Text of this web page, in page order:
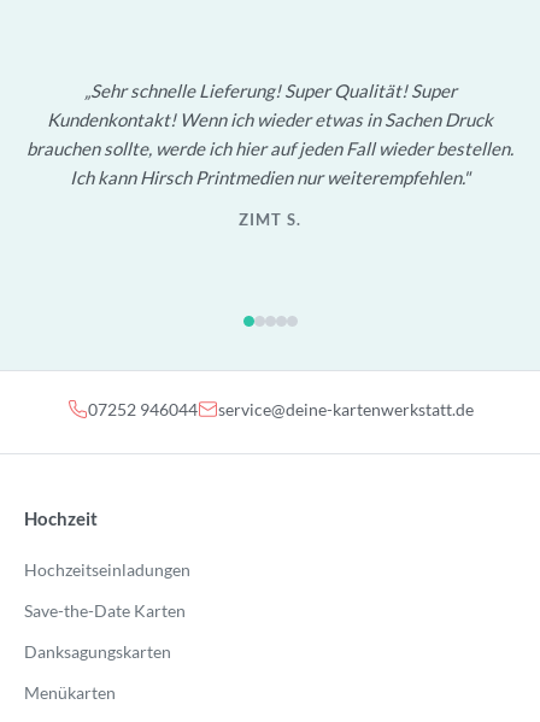
Sehr schnelle Lieferung! Super Qualität! Super
Kundenkontakt! Wenn ich wieder etwas in Sachen Druck
brauchen sollte, werde ich hier auf jeden Fall wieder bestellen.
Ich kann Hirsch Printmedien nur weiterempfehlen.
ZIMT S.
07252 946044 service@deine-kartenwerkstatt.de
Hochzeit
Hochzeitseinladungen
Save-the-Date Karten
Danksagungskarten
Menükarten